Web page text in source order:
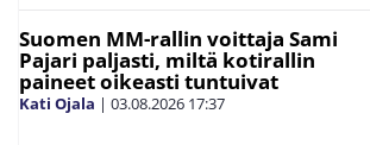
Suomen MM-rallin voittaja Sami
Pajari paljasti, miltä kotirallin
paineet oikeasti tuntuivat
Kati Ojala | 03.08.2026 17:37